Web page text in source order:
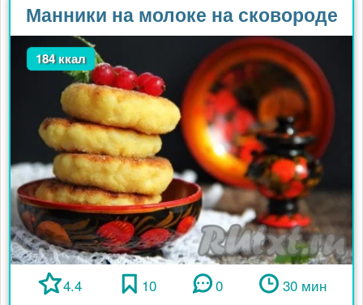
Манники на молоке на сковороде
184 ккал
4.4 10 0 30 мин